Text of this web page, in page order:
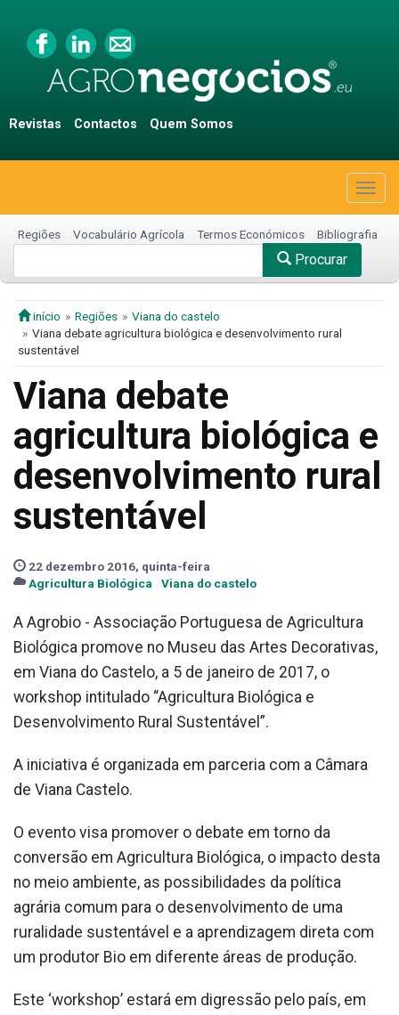
Revistas Contactos Quem Somos
Regiões Vocabulário Agrícola Termos Económicos Bibliografia
Procurar
início Regiões
Viana do castelo
Viana debate agricultura biológica e desenvolvimento rural
sustentável
Viana debate
agricultura biológica e
desenvolvimento rural
sustentável
22 dezembro 2016, quinta-feira
Agricultura Biológica
Viana do castelo
A Agrobio - Associação Portuguesa de Agricultura
Biológica promove no Museu das Artes Decorativas,
em Viana do Castelo, a 5 de janeiro de 2017, o
workshop intitulado “Agricultura Biológica e
Desenvolvimento Rural Sustentável”.
A iniciativa é organizada em parceria com a Câmara
de Viana Castelo.
O evento visa promover o debate em torno da
conversão em Agricultura Biológica, o impacto desta
no meio ambiente, as possibilidades da política
agrária comum para o desenvolvimento de uma
ruralidade sustentável e a aprendizagem direta com
um produtor Bio em diferente áreas de produção.
Este ‘workshop’ estará em digressão pelo país, em